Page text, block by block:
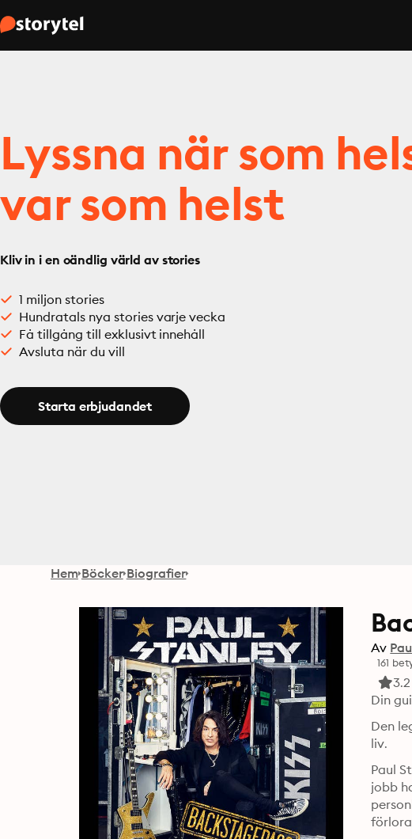
Lyssna när som
var som helst
Kliv in i en oändlig värld av stories
1 miljon stories
Hundratals nya stories varje vecka
Få tillgång till exklusivt innehåll
Avsluta när du vill
Starta erbjudandet
Hem Böcker Biografier
Av
161
3.2
Den
Paul
jobb